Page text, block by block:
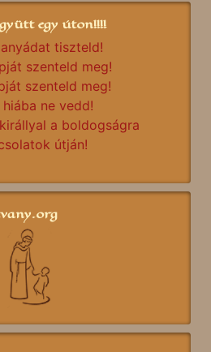
egy úton!!!!
tiszteld!
szenteld meg!
szenteld meg!
ne vedd!
a boldogságra
útján!